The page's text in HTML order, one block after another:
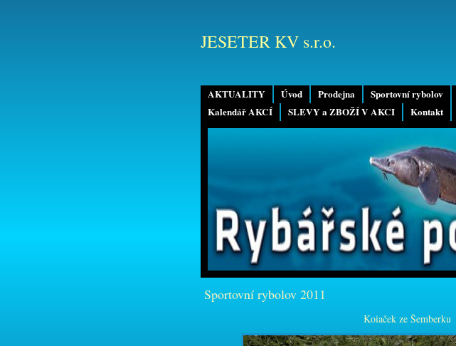
AKTUALITY Úvod Prodejna Sportovní rybolov
Kalendář AKCÍ
SLEVY a ZBOŽÍ V AKCI Kontakt
JESETER KV s.r.o.
Sportovní rybolov 2011
Koiaček ze Šemberku